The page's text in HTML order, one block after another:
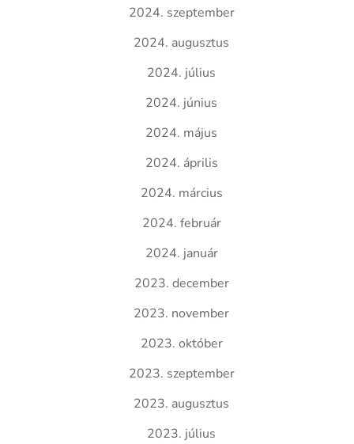
2024. szeptember
2024. augusztus
2024. július
2024. június
2024. május
2024. április
2024. március
2024. február
2024. január
2023. december
2023. november
2023. október
2023. szeptember
2023. augusztus
2023. július